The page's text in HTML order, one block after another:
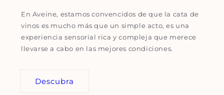
En Aveine, estamos convencidos de que la cata de
vinos es mucho más que un simple acto, es una
experiencia sensorial rica y compleja que merece
llevarse a cabo en las mejores condiciones.
Descubra